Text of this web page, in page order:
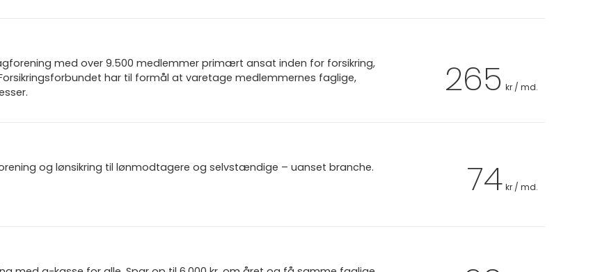
med over 9.500 medlemmer primært ansat inden for forsikring,
har til formål at varetage medlemmernes faglige,
265 kr / md.
og lønsikring til lønmodtagere og selvstændige – uanset branche.
74 kr / md.